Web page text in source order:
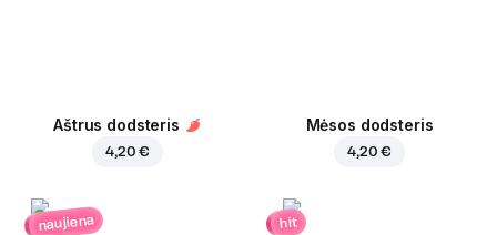
Aštrus dodsteris
4,20 €
Mėsos dodsteris
4,20 €
naujiena hit